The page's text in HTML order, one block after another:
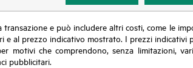
e può includere altri costi, come le
al prezzo indicativo mostrato. I prezzi
che comprendono, senza limitazioni,
pubblicitari.